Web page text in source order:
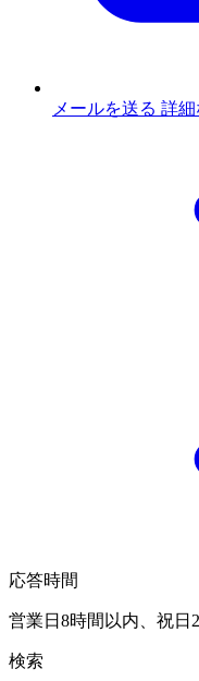
メールを送る 詳細
応答時間
営業日8時間以内、祝日
検索